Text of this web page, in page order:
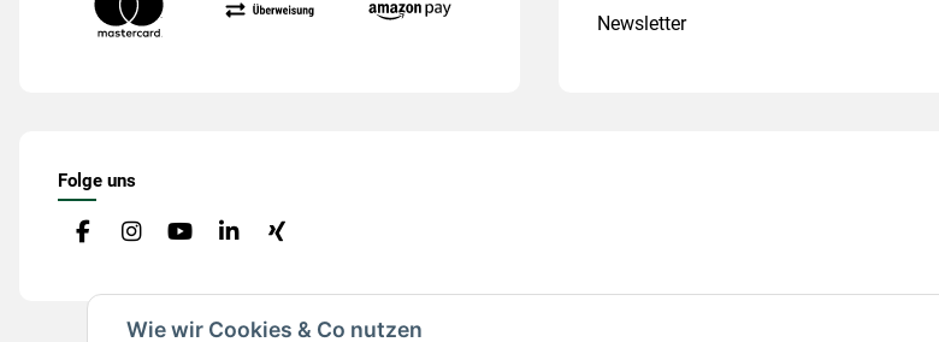
Wie wir Cookies & Co nutzen
Newsletter
Folge uns